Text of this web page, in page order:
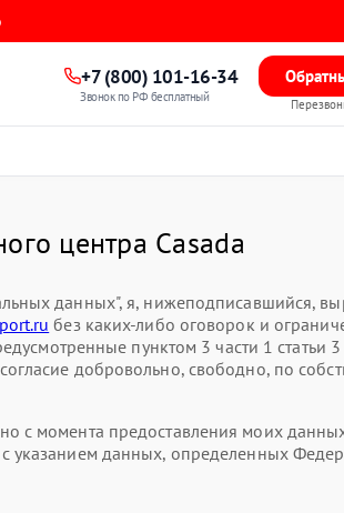
+7 (800) 101-16-34
Звонок по РФ бесплатный
центра Casada
данных", я, нижеподписавшийся,
без каких-либо оговорок и
пунктом 3 части 1 статьи
добровольно, свободно, по
с момента предоставления моих
указанием данных, определенных